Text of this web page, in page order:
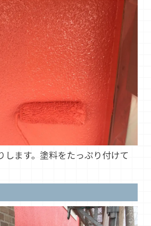
します。塗料をたっぷり付けて